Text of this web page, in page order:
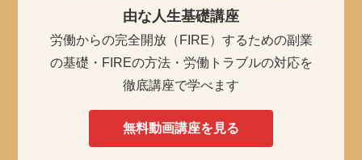
由な人生基礎講座
労働からの完全開放（FIRE）するための副業
の基礎・FIREの方法・労働トラブルの対応を
徹底講座で学べます
無料動画講座を見る